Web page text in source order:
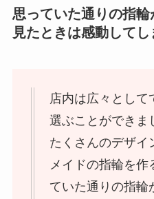
思っていた通りの指
見たときは感動してし
店内は広々として
選ぶことができま
たくさんのデザイ
メイドの指輪を作
ていた通りの指輪